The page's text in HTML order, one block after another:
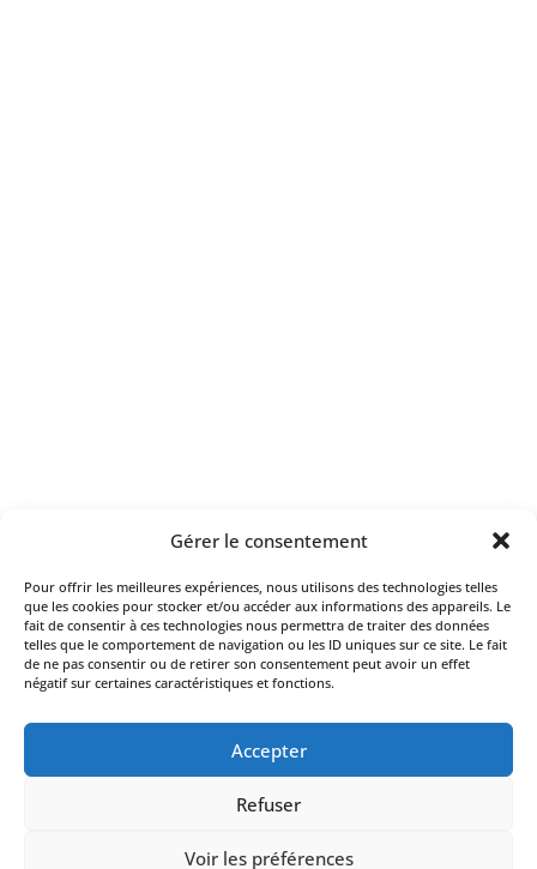
Gérer le consentement
Pour offrir les meilleures expériences, nous utilisons des technologies telles
que les cookies pour stocker et/ou accéder aux informations des appareils. Le
fait de consentir à ces technologies nous permettra de traiter des données
telles que le comportement de navigation ou les ID uniques sur ce site. Le fait
de ne pas consentir ou de retirer son consentement peut avoir un effet
négatif sur certaines caractéristiques et fonctions.
Accepter
Refuser
Voir les préférences
© 2026 Alfa design. Site web réalisé par